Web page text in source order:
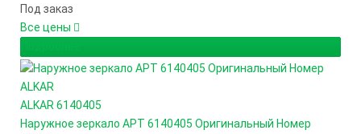
Под заказ
Все цены
ALKAR 6140405
Наружное зеркало АРТ 6140405 Оригинальный Номер